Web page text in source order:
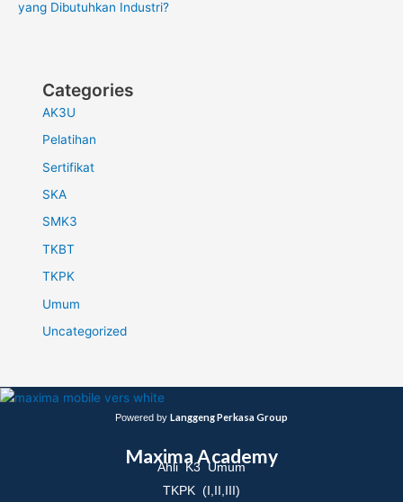
yang Dibutuhkan Industri?
Categories
AK3U
Pelatihan
Sertifikat
SKA
SMK3
TKBT
TKPK
Umum
Uncategorized
Powered by Langgeng Perkasa Group
Maxima Academy
Ahli K3 Umum
TKPK (I,II,III)